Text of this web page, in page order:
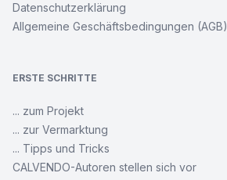
Datenschutzerklärung
Allgemeine Geschäftsbedingungen (AGB)
ERSTE SCHRITTE
... zum Projekt
... zur Vermarktung
... Tipps und Tricks
CALVENDO-Autoren stellen sich vor